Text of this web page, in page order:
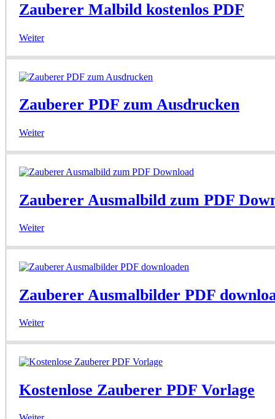
Zauberer Malbild kostenlos PDF
Weiter
Zauberer PDF zum Ausdrucken
Weiter
Zauberer Ausmalbild zum PDF
Weiter
Zauberer Ausmalbilder PDF
Weiter
Kostenlose Zauberer PDF Vorlage